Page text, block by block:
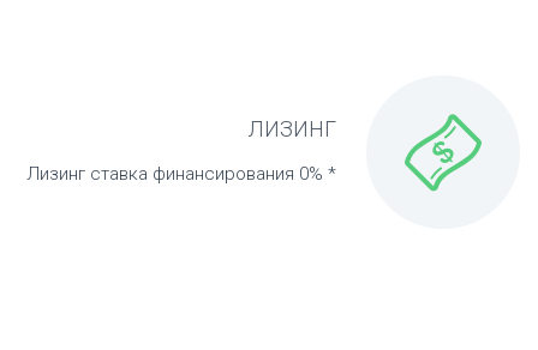
ЛИЗИНГ
Лизинг ставка финансирования 0% * 